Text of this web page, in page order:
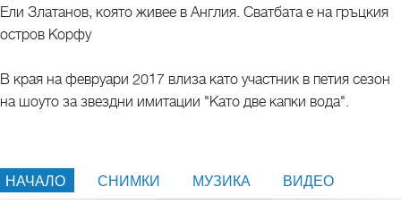
Ели Златанов, която живее в Англия. Сватбата е на гръцкия
остров Корфу
В края на февруари 2017 влиза като участник в петия сезон
на шоуто за звездни имитации "Като две капки вода".
НАЧАЛО СНИМКИ МУЗИКА ВИДЕО